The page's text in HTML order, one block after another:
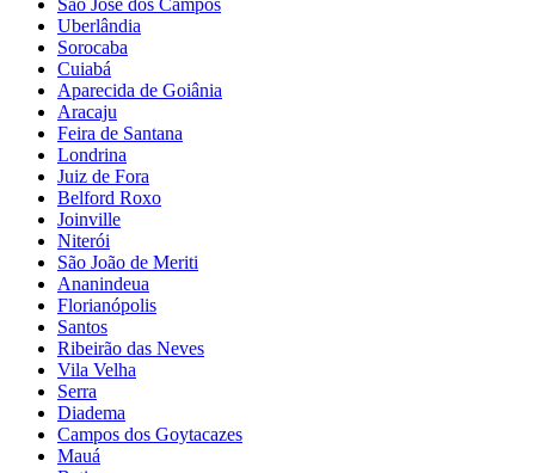
São José dos Campos
Uberlândia
Sorocaba
Cuiabá
Aparecida de Goiânia
Aracaju
Feira de Santana
Londrina
Juiz de Fora
Belford Roxo
Joinville
Niterói
São João de Meriti
Ananindeua
Florianópolis
Santos
Ribeirão das Neves
Vila Velha
Serra
Diadema
Campos dos Goytacazes
Mauá